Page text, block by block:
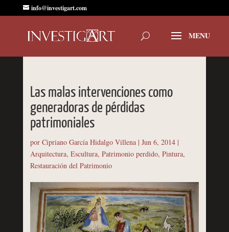
info@investigart.com
Las malas intervenciones como
generadoras de pérdidas
patrimoniales
por Cipriano García Hidalgo Villena| Jun 6, 2014|
Arquitectura, Escultura, Patrimonio perdido, Pintura,
Restauración del Patrimonio